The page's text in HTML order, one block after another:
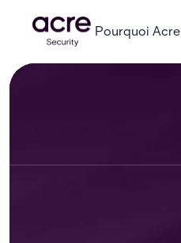
Pourquoi Acre